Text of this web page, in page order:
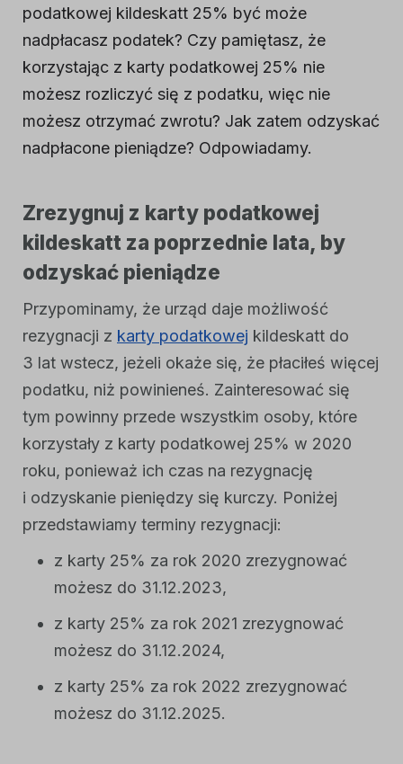
podatkowej kildeskatt 25% być może
nadpłacasz podatek? Czy pamiętasz, że
korzystając z karty podatkowej 25% nie
możesz rozliczyć się z podatku, więc nie
możesz otrzymać zwrotu? Jak zatem odzyskać
nadpłacone pieniądze? Odpowiadamy.
Zrezygnuj z karty podatkowej
kildeskatt za poprzednie lata, by
odzyskać pieniądze
Przypominamy, że urząd daje możliwość
rezygnacji z karty podatkowej kildeskatt do
3 lat wstecz, jeżeli okaże się, że płaciłeś więcej
podatku, niż powinieneś. Zainteresować się
tym powinny przede wszystkim osoby, które
korzystały z karty podatkowej 25% w 2020
roku, ponieważ ich czas na rezygnację
i odzyskanie pieniędzy się kurczy. Poniżej
przedstawiamy terminy rezygnacji:
z karty 25% za rok 2020 zrezygnować
możesz do 31.12.2023,
z karty 25% za rok 2021 zrezygnować
możesz do 31.12.2024,
z karty 25% za rok 2022 zrezygnować
możesz do 31.12.2025.